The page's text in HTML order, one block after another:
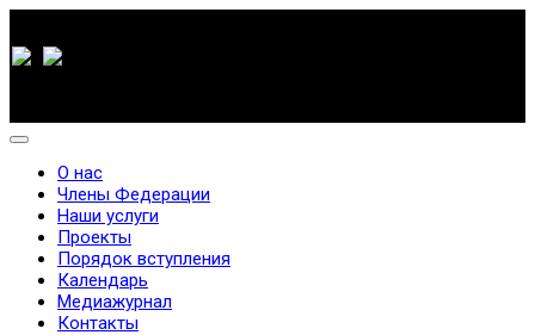
О нас
Члены Федерации
Наши услуги
Проекты
Порядок вступления
Календарь
Медиажурнал
Контакты